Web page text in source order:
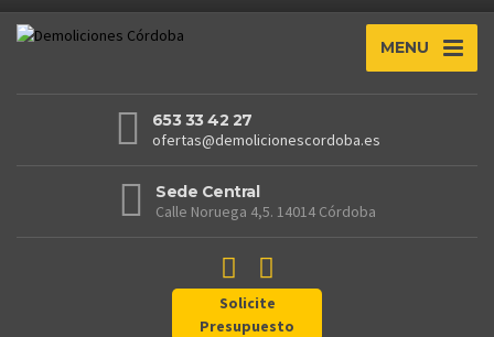
MENU
653 33 42 27
ofertas@demolicionescordoba.es
Sede Central
Calle Noruega 4,5. 14014 Córdoba
Solicite
Presupuesto